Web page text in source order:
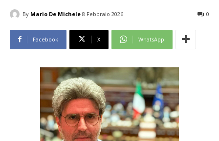
By Mario De Michele 8 Febbraio 2026 0
Facebook X WhatsApp